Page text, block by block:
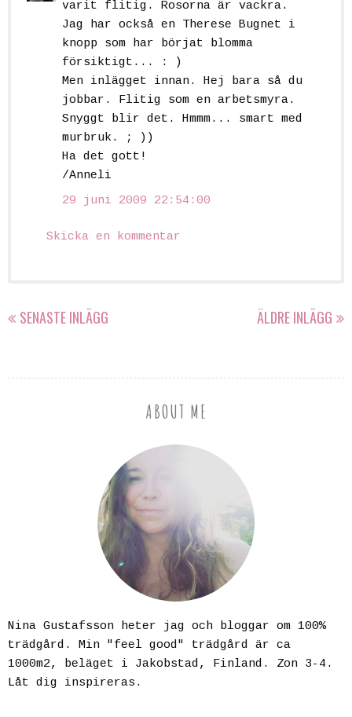
varit flitig. Rosorna är vackra.
Jag har också en Therese Bugnet i
knopp som har börjat blomma
försiktigt... : )
Men inlägget innan. Hej bara så du
jobbar. Flitig som en arbetsmyra.
Snyggt blir det. Hmmm... smart med
murbruk. ; ))
Ha det gott!
/Anneli
29 juni 2009 22:54:00
Skicka en kommentar
SENASTE INLÄGG ÄLDRE INLÄGG
ABOUT ME
Nina Gustafsson heter jag och bloggar om 100%
trädgård. Min "feel good" trädgård är ca
1000m2, beläget i Jakobstad, Finland. Zon 3-4.
Låt dig inspireras.